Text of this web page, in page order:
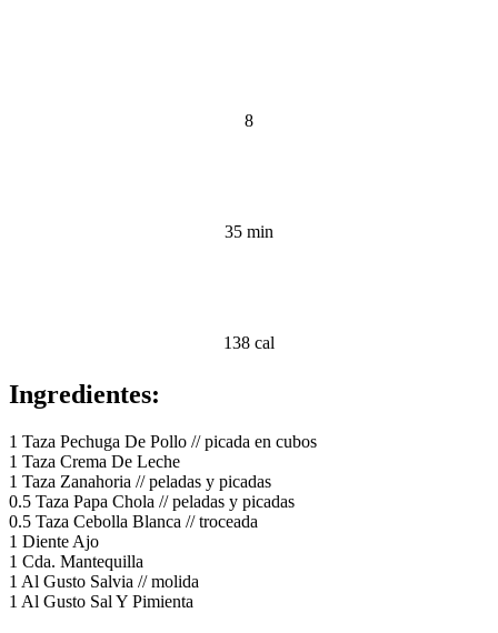
8
35 min
138 cal
Ingredientes:
1 Taza Pechuga De Pollo // picada en cubos
1 Taza Crema De Leche
1 Taza Zanahoria // peladas y picadas
0.5 Taza Papa Chola // peladas y picadas
0.5 Taza Cebolla Blanca // troceada
1 Diente Ajo
1 Cda. Mantequilla
1 Al Gusto Salvia // molida
1 Al Gusto Sal Y Pimienta